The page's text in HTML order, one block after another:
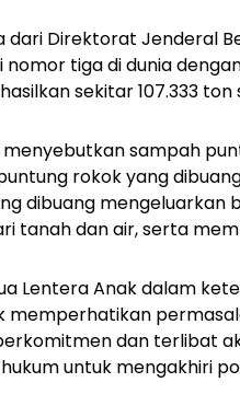
dari Direktorat Jenderal
tiga di dunia
sekitar 107.333
menyebutkan sampah
rokok yang
dibuang
tanah dan air, serta
Lentera Anak dalam
memperhatikan
dan terlibat
untuk mengakhiri